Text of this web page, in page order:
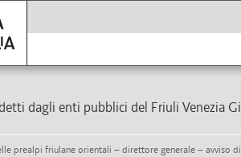
dagli enti pubblici del Friuli Venezia
orientali – direttore generale – avviso di selezione ai sensi dell’art.